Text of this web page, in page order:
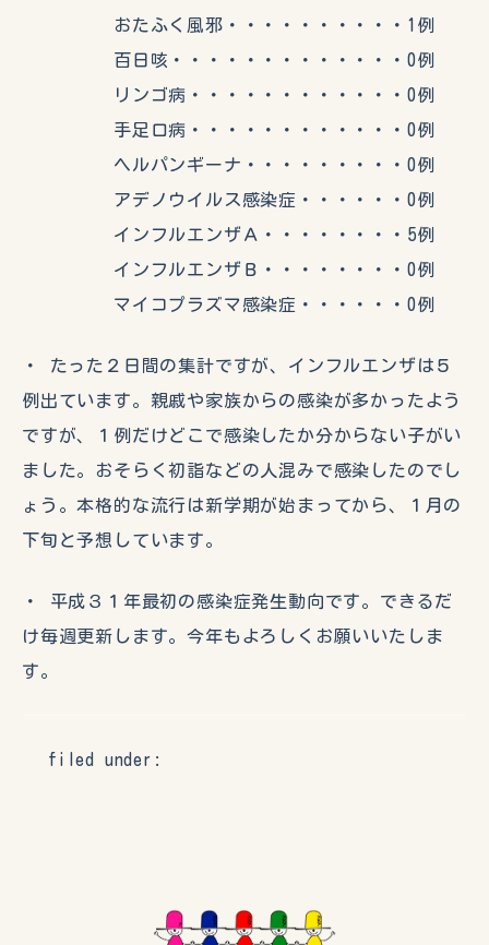
おたふく風邪・・・・・・・・・・1例
百日咳・・・・・・・・・・・・・0例
リンゴ病・・・・・・・・・・・・0例
手足口病・・・・・・・・・・・・0例
ヘルパンギーナ・・・・・・・・・0例
アデノウイルス感染症・・・・・・0例
インフルエンザＡ・・・・・・・・5例
インフルエンザＢ・・・・・・・・0例
マイコプラズマ感染症・・・・・・0例
・ たった２日間の集計ですが、インフルエンザは５
例出ています。親戚や家族からの感染が多かったよう
ですが、１例だけどこで感染したか分からない子がい
ました。おそらく初詣などの人混みで感染したのでし
ょう。本格的な流行は新学期が始まってから、１月の
下旬と予想しています。
・ 平成３１年最初の感染症発生動向です。できるだ
け毎週更新します。今年もよろしくお願いいたしま
す。
filed under: